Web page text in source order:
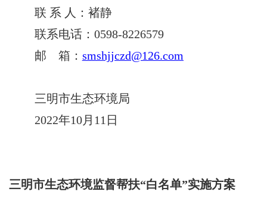
联 系 人：褚静
联系电话： 0598-8226579
邮
箱： smshjjczd@126.com
三明市生态环境局
2022年10月11日
三明市生态环境监督帮扶“白名单”实施方案